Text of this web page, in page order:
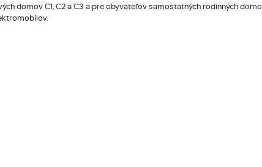
domov C1, C2 a C3 a pre obyvateľov samostatných rodinných